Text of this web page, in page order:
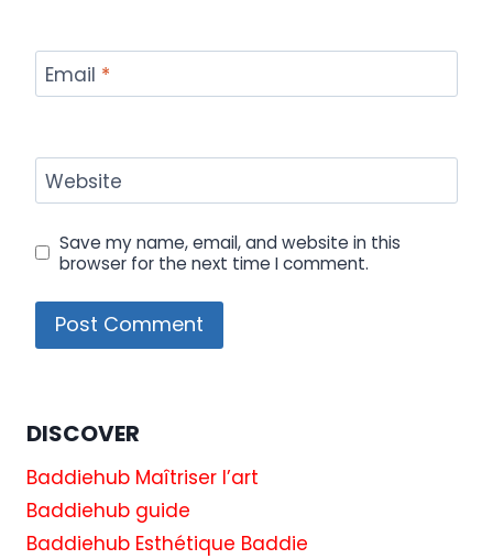
Email *
Website
Save my name, email, and website in this
browser for the next time I comment.
DISCOVER
Baddiehub Maîtriser l’art
Baddiehub guide
Baddiehub Esthétique Baddie